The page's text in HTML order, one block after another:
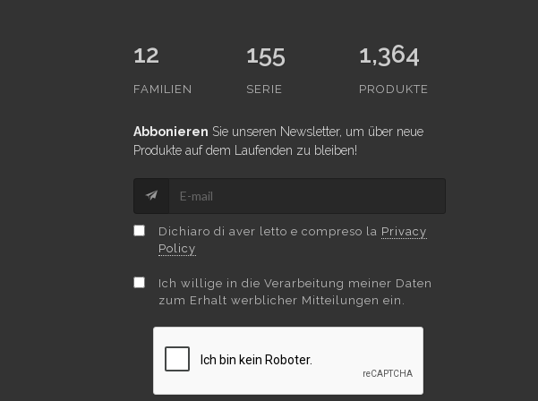
12
FAMILIEN
155
SERIE
1,364
PRODUKTE
Abbonieren Sie unseren Newsletter, um über neue
Produkte auf dem Laufenden zu bleiben!
Dichiaro di aver letto e compreso la Privacy
Policy
Ich willige in die Verarbeitung meiner Daten
zum Erhalt werblicher Mitteilungen ein.